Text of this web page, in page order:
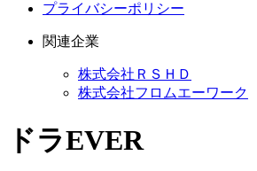
プライバシーポリシー
関連企業
株式会社ＲＳＨＤ
株式会社フロムエーワーク
ドラEVER